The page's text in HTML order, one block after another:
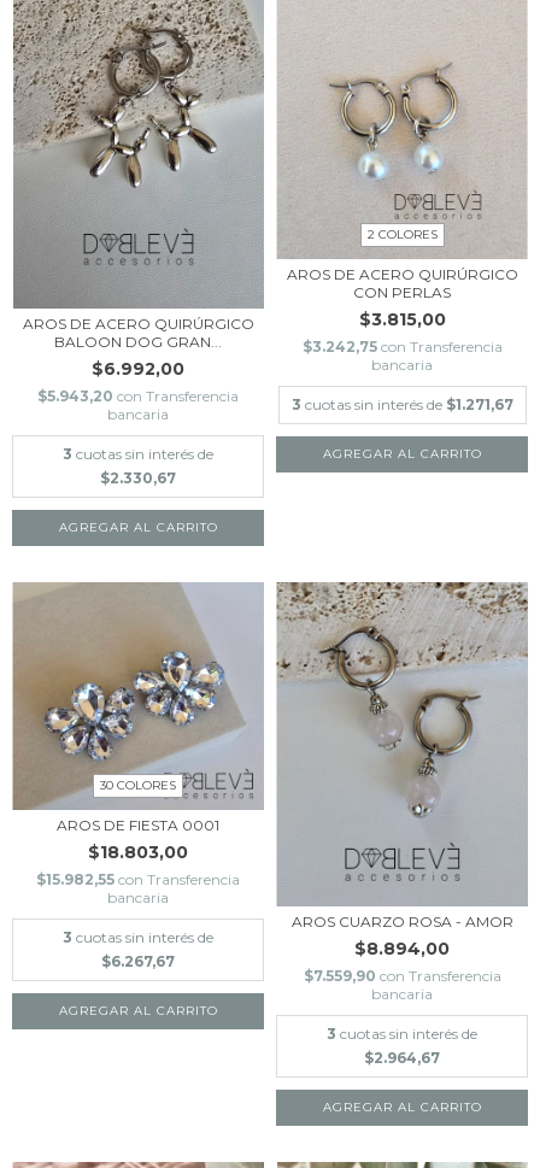
AROS DE ACERO QUIRÚRGICO
BALOON DOG GRAN...
$6.992,00
$5.943,20 con Transferencia
bancaria
3 cuotas sin interés de
$2.330,67
2 COLORES
AROS DE ACERO QUIRÚRGICO
CON PERLAS
$3.815,00
$3.242,75 con Transferencia
bancaria
3 cuotas sin interés de $1.271,67
AGREGAR AL CARRITO
30 COLORES
AROS DE FIESTA 0001
$18.803,00
$15.982,55 con Transferencia
bancaria
3 cuotas sin interés de
$6.267,67
AGREGAR AL CARRITO
AROS CUARZO ROSA - AMOR
$8.894,00
$7.559,90 con Transferencia
bancaria
3 cuotas sin interés de
$2.964,67